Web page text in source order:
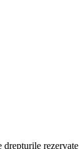
rezervate